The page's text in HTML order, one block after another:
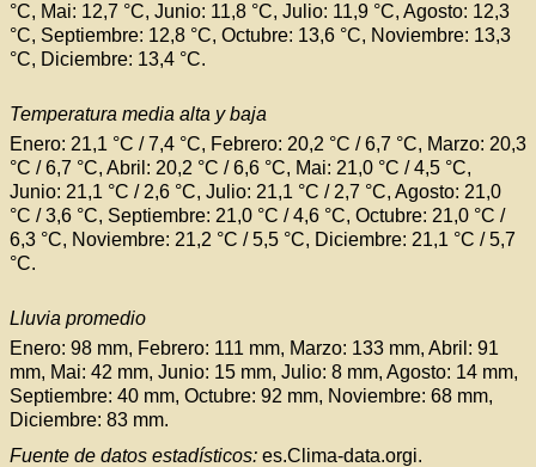
°C, Mai: 12,7 °C, Junio: 11,8 °C, Julio: 11,9 °C, Agosto: 12,3
°C, Septiembre: 12,8 °C, Octubre: 13,6 °C, Noviembre: 13,3
°C, Diciembre: 13,4 °C.
Temperatura media alta y baja
Enero: 21,1 °C / 7,4 °C, Febrero: 20,2 °C / 6,7 °C, Marzo: 20,3
°C / 6,7 °C, Abril: 20,2 °C / 6,6 °C, Mai: 21,0 °C / 4,5 °C,
Junio: 21,1 °C / 2,6 °C, Julio: 21,1 °C / 2,7 °C, Agosto: 21,0
°C / 3,6 °C, Septiembre: 21,0 °C / 4,6 °C, Octubre: 21,0 °C /
6,3 °C, Noviembre: 21,2 °C / 5,5 °C, Diciembre: 21,1 °C / 5,7
°C.
Lluvia promedio
Enero: 98 mm, Febrero: 111 mm, Marzo: 133 mm, Abril: 91
mm, Mai: 42 mm, Junio: 15 mm, Julio: 8 mm, Agosto: 14 mm,
Septiembre: 40 mm, Octubre: 92 mm, Noviembre: 68 mm,
Diciembre: 83 mm.
Fuente de datos estadísticos: es.Clima-data.orgi.